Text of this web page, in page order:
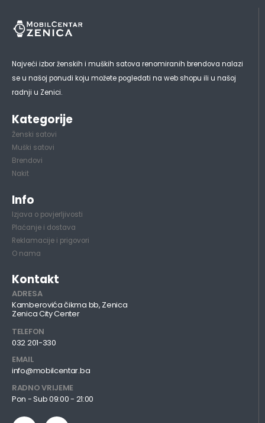
Najveći izbor ženskih i muških satova renomiranih brendova nalazi
se u našoj ponudi koju možete pogledati na web shopu ili u našoj
radnji u Zenici.
Kategorije
Ženski satovi
Muški satovi
Brendovi
Nakit
Info
Izjava o povjerljivosti
Plaćanje i dostava
Reklamacije i prigovori
O nama
Kontakt
ADRESA
Kamberovića čikma bb, Zenica
Zenica City Center
TELEFON
032 201-330
EMAIL
info@mobilcentar.ba
RADNO VRIJEME
Pon - Sub 09:00 - 21:00